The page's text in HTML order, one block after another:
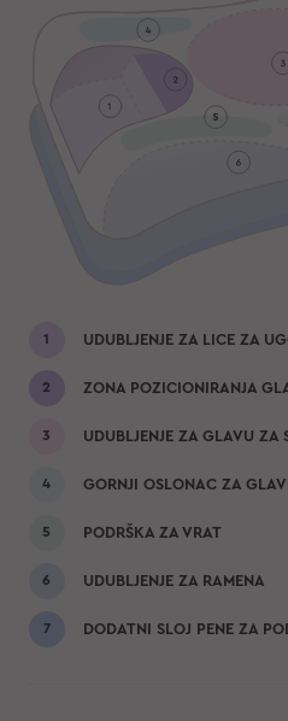
UDUBLJENJE ZA LICE ZA
ZONA POZICIONIRANJA
UDUBLJENJE ZA GLAVU ZA
GORNJI OSLONAC ZA
PODRŠKA ZA VRAT
UDUBLJENJE ZA RAMENA
DODATNI SLOJ PENE ZA